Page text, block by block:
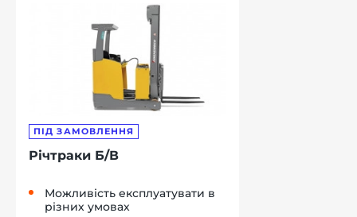
ПІД ЗАМОВЛЕННЯ
Річтраки Б/В
Можливість експлуатувати в
різних умовах